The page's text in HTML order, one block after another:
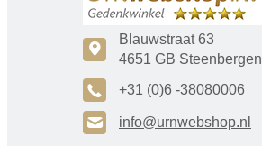
c
Blauwstraat 63
4651 GB Steenbergen
A +31 (0)6 -38080006
H info@urnwebshop.nl